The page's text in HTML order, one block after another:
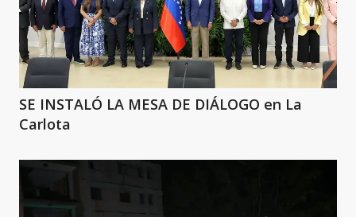
SE INSTALÓ LA MESA DE DIÁLOGO en La
Carlota